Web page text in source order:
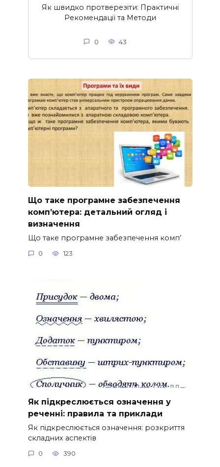
Як швидко протверезіти: Практичні
Рекомендації та Методи
0 43
Що таке програмне забезпечення
комп’ютера: детальний огляд і
визначення
Що таке програмне забезпечення комп’
0 123
Як підкреслюється означення у
реченні: правила та приклади
Як підкреслюється означення: розкриття
складних аспектів
0 390